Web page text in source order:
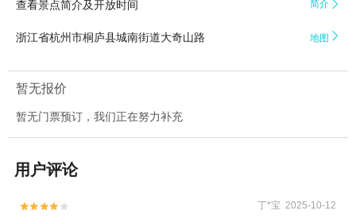
查看景点简介及开放时间 简介 
浙江省杭州市桐庐县城南街道大奇山路 地图 
暂无报价
暂无门票预订，我们正在努力补充
用户评论

 丁*宝 2025-10-12